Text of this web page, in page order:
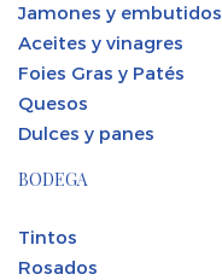
Jamones y embutidos
Aceites y vinagres
Foies Gras y Patés
Quesos
Dulces y panes
BODEGA
Tintos
Rosados